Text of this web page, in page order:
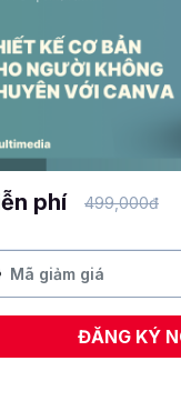
phí 499,000đ
ĐĂNG KÝ